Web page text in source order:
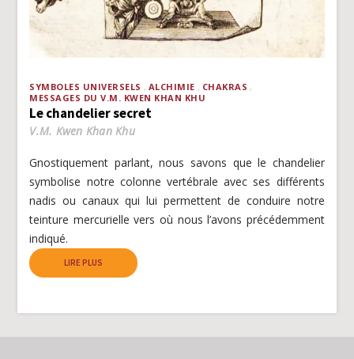
SYMBOLES UNIVERSELS ALCHIMIE
CHAKRAS
MESSAGES DU V.M. KWEN KHAN KHU
Le chandelier secret
V.M. Kwen Khan Khu
Gnostiquement parlant, nous savons que le chandelier
symbolise notre colonne vertébrale avec ses différents
nadis ou canaux qui lui permettent de conduire notre
teinture mercurielle vers où nous l’avons précédemment
indiqué.
LIRE PLUS